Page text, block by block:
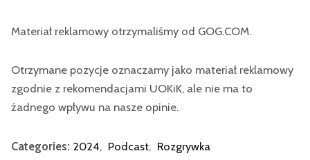
Materiał reklamowy otrzymaliśmy od GOG.COM.
Otrzymane pozycje oznaczamy jako materiał reklamowy
zgodnie z rekomendacjami UOKiK, ale nie ma to
żadnego wpływu na nasze opinie.
Categories: 2024, Podcast, Rozgrywka